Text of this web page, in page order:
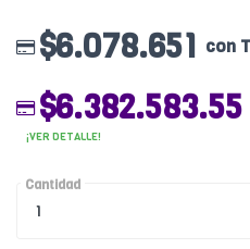
$6.078.651 con
$6.382.583.55
¡VER DETALLE!
Cantidad